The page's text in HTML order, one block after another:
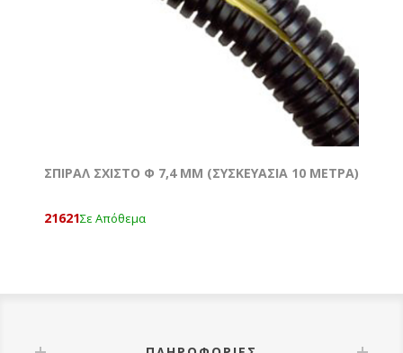
ΣΠΙΡΑΛ ΣΧΙΣΤΟ Φ 7,4 MM (ΣΥΣΚΕΥΑΣΙΑ 10 ΜΕΤΡΑ)
21621Σε Απόθεμα